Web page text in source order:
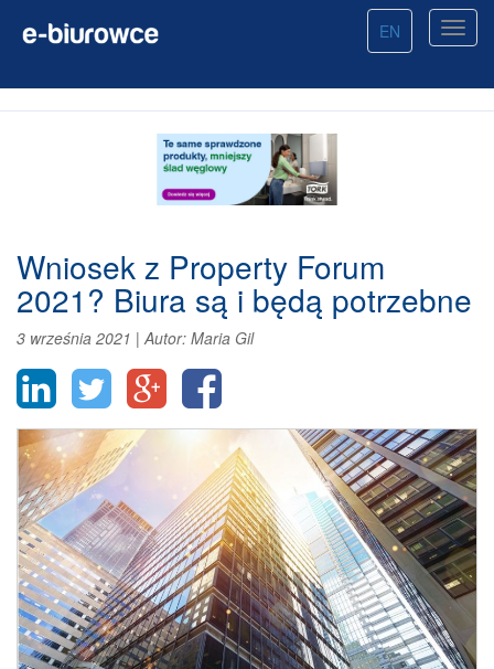
EN
Wniosek z Property Forum
2021? Biura są i będą potrzebne
3 września 2021 |Autor: Maria Gil